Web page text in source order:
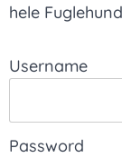
hele
Username
Password